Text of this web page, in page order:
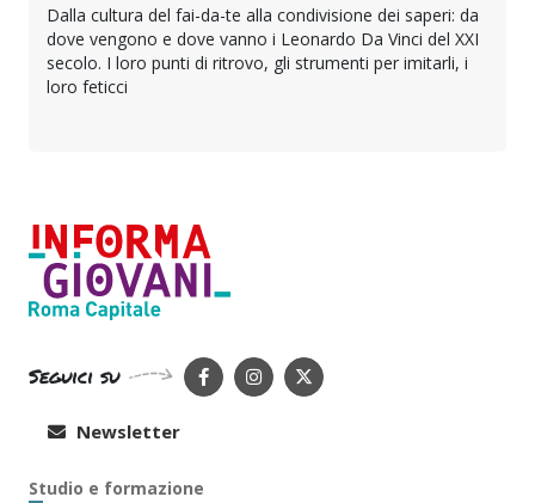
Dalla cultura del fai-da-te alla condivisione dei saperi: da
dove vengono e dove vanno i Leonardo Da Vinci del XXI
secolo. I loro punti di ritrovo, gli strumenti per imitarli, i
loro feticci
Seguici su
Newsletter
Studio e formazione